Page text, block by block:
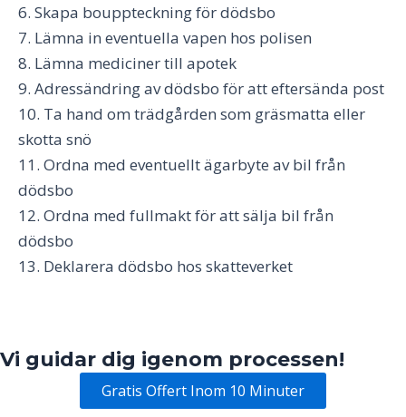
6. Skapa bouppteckning för dödsbo
7. Lämna in eventuella vapen hos polisen
8. Lämna mediciner till apotek
9. Adressändring av dödsbo för att eftersända post
10. Ta hand om trädgården som gräsmatta eller
skotta snö
11. Ordna med eventuellt ägarbyte av bil från
dödsbo
12. Ordna med fullmakt för att sälja bil från
dödsbo
13. Deklarera dödsbo hos skatteverket
Vi guidar dig igenom processen!
Gratis Offert Inom 10 Minuter